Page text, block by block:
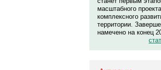
масштабного проекта
комплексного
территории.
намечено на конец